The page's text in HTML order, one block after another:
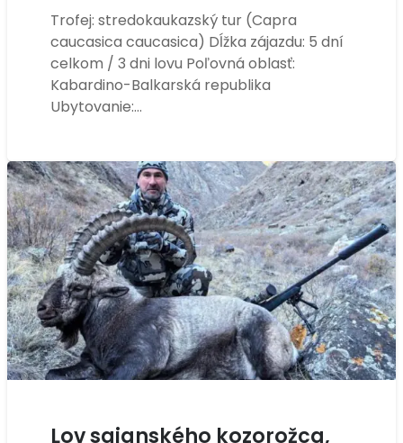
Trofej: stredokaukazský tur (Capra
caucasica caucasica) Dĺžka zájazdu: 5 dní
celkom / 3 dni lovu Poľovná oblasť:
Kabardino-Balkarská republika
Ubytovanie:…
Lov sajanského kozorožca,